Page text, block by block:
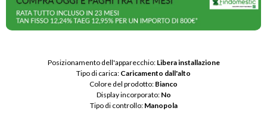
Posizionamento dell'apparecchio: Libera installazione
Tipo di carica: Caricamento dall'alto
Colore del prodotto: Bianco
Display incorporato: No
Tipo di controllo: Manopola